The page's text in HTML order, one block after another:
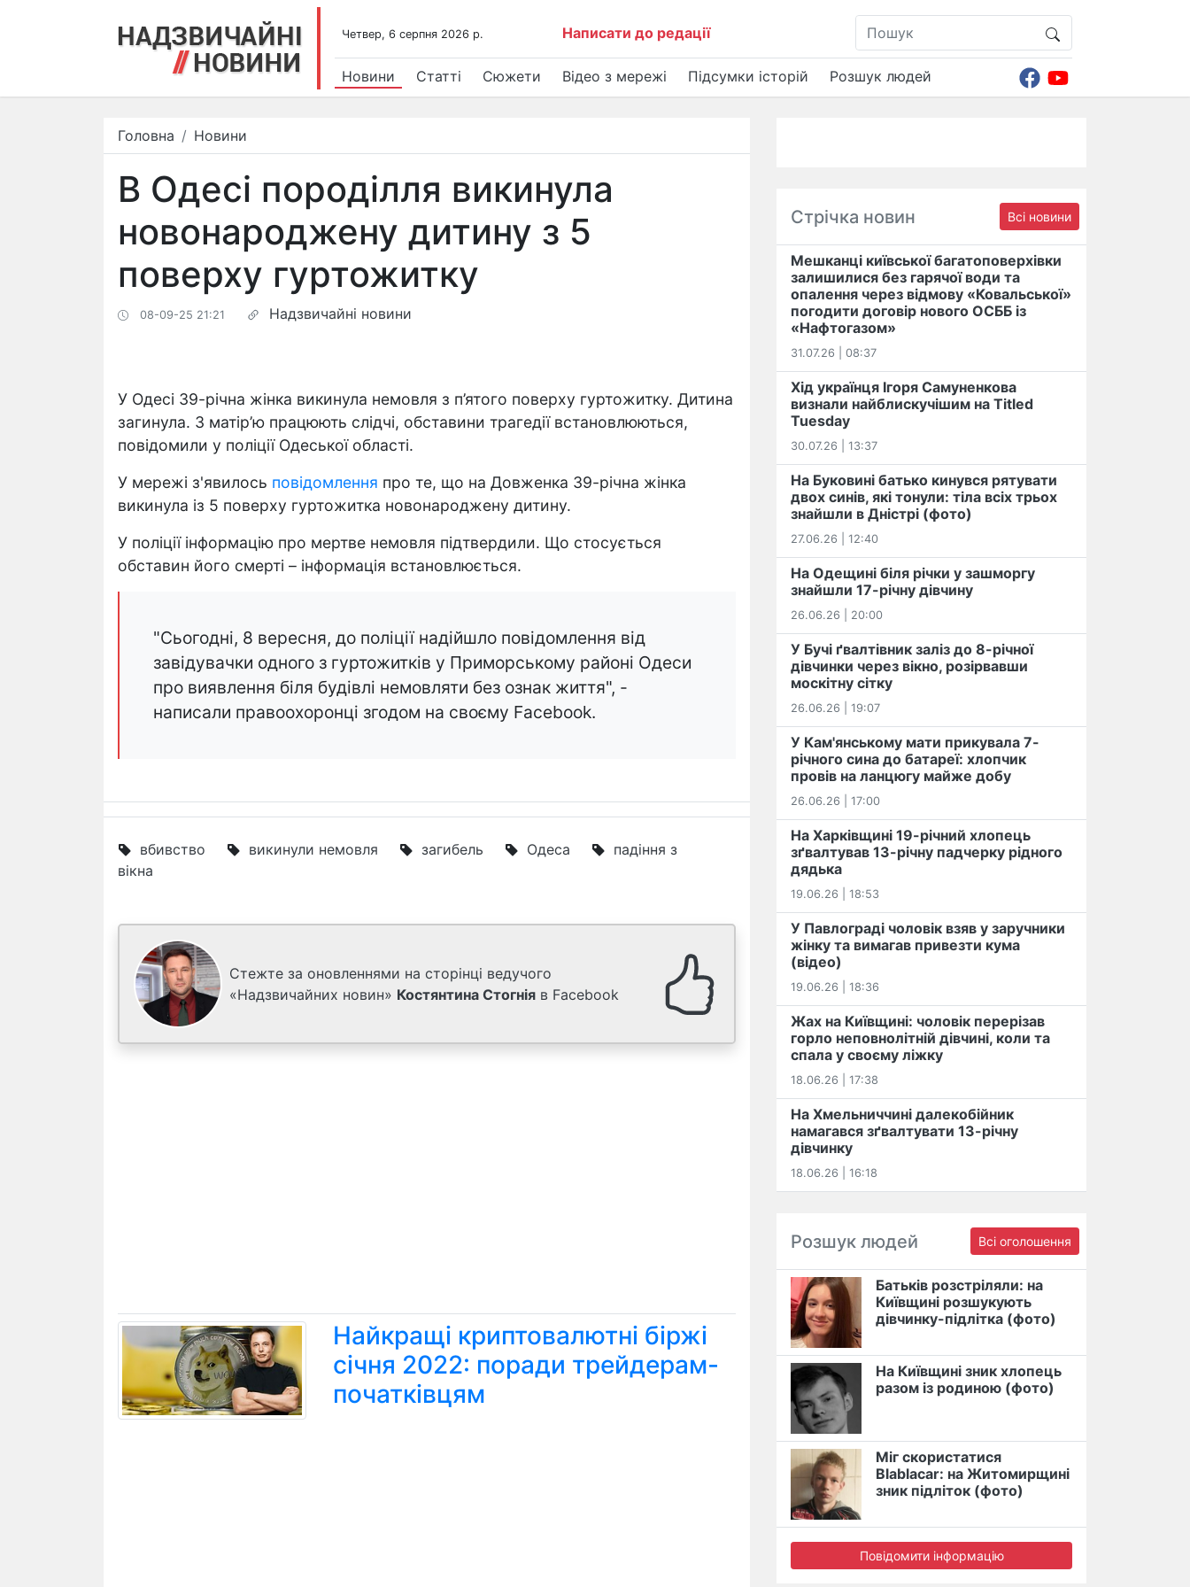
Четвер, 6 серпня 2026 р. Написати до редації
Новини Статті Сюжети Відео з мережі Підсумки історій Розшук людей
Головна Новини
В Одесі породілля викинула
новонароджену дитину з 5
поверху гуртожитку
08-09-25 21:21 Надзвичайні новини
У Одесі 39-річна жінка викинула немовля з п’ятого поверху гуртожитку. Дитина
загинула. З матір’ю працюють слідчі, обставини трагедії встановлюються,
повідомили у поліції Одеської області.
У мережі з'явилось повідомлення про те, що на Довженка 39-річна жінка
викинула із 5 поверху гуртожитка новонароджену дитину.
У поліції інформацію про мертве немовля підтвердили. Що стосується
обставин його смерті – інформація встановлюється.
"Сьогодні, 8 вересня, до поліції надійшло повідомлення від
завідувачки одного з гуртожитків у Приморському районі Одеси
про виявлення біля будівлі немовляти без ознак життя", -
написали правоохоронці згодом на своєму Facebook.
вбивство викинули немовля загибель Одеса
падіння з
вікна
Стежте за оновленнями на сторінці ведучого
«Надзвичайних новин» Костянтина Стогнія в Facebook
Найкращі криптовалютні біржі
січня 2022: поради трейдерам-
початківцям
Стрічка новин Всі новини
Мешканці київської багатоповерхівки
залишилися без гарячої води та
опалення через відмову «Ковальської»
погодити договір нового ОСББ із
«Нафтогазом»
31.07.26 | 08:37
Хід українця Ігоря Самуненкова
визнали найблискучішим на Titled
Tuesday
30.07.26 | 13:37
На Буковині батько кинувся рятувати
двох синів, які тонули: тіла всіх трьох
знайшли в Дністрі (фото)
27.06.26 | 12:40
На Одещині біля річки у зашморгу
знайшли 17-річну дівчину
26.06.26 | 20:00
У Бучі ґвалтівник заліз до 8-річної
дівчинки через вікно, розірвавши
москітну сітку
26.06.26 | 19:07
У Кам'янському мати прикувала 7-
річного сина до батареї: хлопчик
провів на ланцюгу майже добу
26.06.26 | 17:00
На Харківщині 19-річний хлопець​
️зґвалтував 13-річну падчерку рідного
дядька
19.06.26 | 18:53
У Павлограді чоловік взяв у заручники
жінку та вимагав привезти кума
(відео)
19.06.26 | 18:36
Жах на Київщині: чоловік перерізав
горло неповнолітній дівчині, коли та
спала у своєму ліжку
18.06.26 | 17:38
На Хмельниччині далекобійник
намагався зґвалтувати 13-річну
дівчинку
18.06.26 | 16:18
Розшук людей Всі оголошення
Батьків розстріляли: на
Київщині розшукують
дівчинку-підлітка (фото)
На Київщині зник хлопець
разом із родиною (фото)
Міг скористатися
Blablacar: на Житомирщині
зник підліток (фото)
Повідомити інформацію